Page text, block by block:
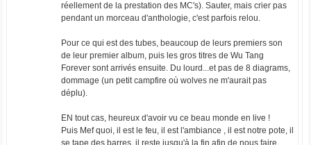
réellement de la prestation des MC's). Sauter, mais crier pas
pendant un morceau d'anthologie, c'est parfois relou.
Pour ce qui est des tubes, beaucoup de leurs premiers son
de leur premier album, puis les gros titres de Wu Tang
Forever sont arrivés ensuite. Du lourd...et pas de 8 diagrams,
dommage (un petit campfire où wolves ne m'aurait pas
déplu).
EN tout cas, heureux d'avoir vu ce beau monde en live !
Puis Mef quoi, il est le feu, il est l'ambiance , il est notre pote, il
se tape des barres, il reste jusqu'à la fin afin de nous faire